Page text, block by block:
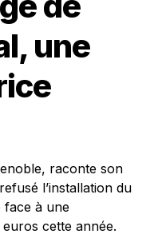
une
raconte son
l’installation du
face à une
cette année.